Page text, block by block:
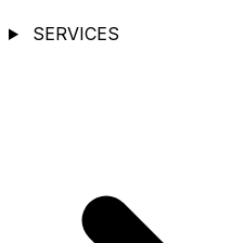
SERVICES